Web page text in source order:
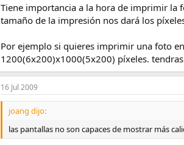
Tiene importancia a la hora de imprimir la
tamaño de la impresión nos dará los
Por ejemplo si quieres imprimir una foto
1200(6x200)x1000(5x200) píxeles.
16 Jul 2009
joang dijo:
las pantallas no son capaces de mostrar más